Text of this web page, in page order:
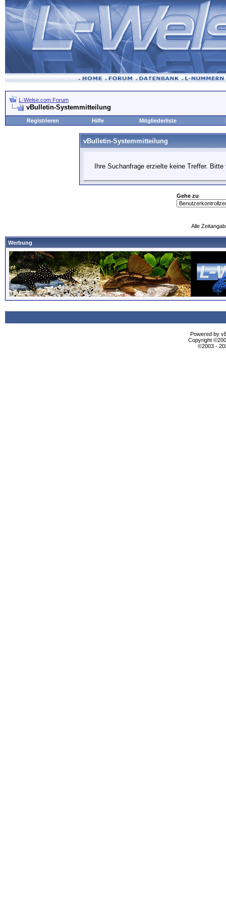
L-Welse.com Forum
vBulletin-Systemmitteilung
Registrieren Hilfe Mitgliederliste
vBulletin-Systemmitteilung
Ihre Suchanfrage erzielte keine Treffer.
Gehe zu
Alle
Werbung
Powered by
Copyright
©2003 -